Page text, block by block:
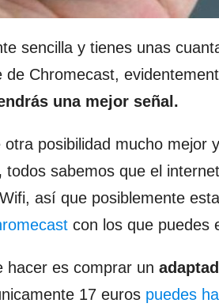
sencilla y tienes unas
Chromecast,
una mejor señal.
posibilidad mucho mejor
todos sabemos que el
así que posiblemente
con los que puedes
hacer es comprar un
17 euros puedes